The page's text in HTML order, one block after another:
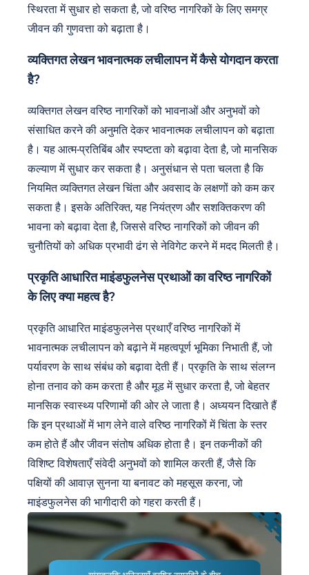
स्थिरता में सुधार हो सकता है, जो वरिष्ठ नागरिकों के लिए समग्र
जीवन की गुणवत्ता को बढ़ाता है।
व्यक्तिगत लेखन भावनात्मक लचीलापन में कैसे योगदान करता
है?
व्यक्तिगत लेखन वरिष्ठ नागरिकों को भावनाओं और अनुभवों को
संसाधित करने की अनुमति देकर भावनात्मक लचीलापन को बढ़ाता
है। यह आत्म-प्रतिबिंब और स्पष्टता को बढ़ावा देता है, जो मानसिक
कल्याण में सुधार कर सकता है। अनुसंधान से पता चलता है कि
नियमित व्यक्तिगत लेखन चिंता और अवसाद के लक्षणों को कम कर
सकता है। इसके अतिरिक्त, यह नियंत्रण और सशक्तिकरण की
भावना को बढ़ावा देता है, जिससे वरिष्ठ नागरिकों को जीवन की
चुनौतियों को अधिक प्रभावी ढंग से नेविगेट करने में मदद मिलती है।
प्रकृति आधारित माइंडफुलनेस प्रथाओं का वरिष्ठ नागरिकों
के लिए क्या महत्व है?
प्रकृति आधारित माइंडफुलनेस प्रथाएँ वरिष्ठ नागरिकों में
भावनात्मक लचीलापन को बढ़ाने में महत्वपूर्ण भूमिका निभाती हैं, जो
पर्यावरण के साथ संबंध को बढ़ावा देती हैं। प्रकृति के साथ संलग्न
होना तनाव को कम करता है और मूड में सुधार करता है, जो बेहतर
मानसिक स्वास्थ्य परिणामों की ओर ले जाता है। अध्ययन दिखाते हैं
कि इन प्रथाओं में भाग लेने वाले वरिष्ठ नागरिकों में चिंता के स्तर
कम होते हैं और जीवन संतोष अधिक होता है। इन तकनीकों की
विशिष्ट विशेषताएँ संवेदी अनुभवों को शामिल करती हैं, जैसे कि
पक्षियों की आवाज़ सुनना या बनावट को महसूस करना, जो
माइंडफुलनेस की भागीदारी को गहरा करती हैं।